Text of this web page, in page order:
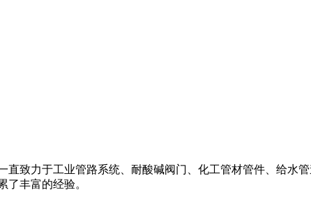
致力于工业管路系统、耐酸碱阀门、化工管材管件、给水
了丰富的经验。